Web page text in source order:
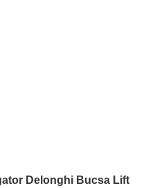
ADAUGĂ ÎN COȘ
Delonghi Bucsa Lift